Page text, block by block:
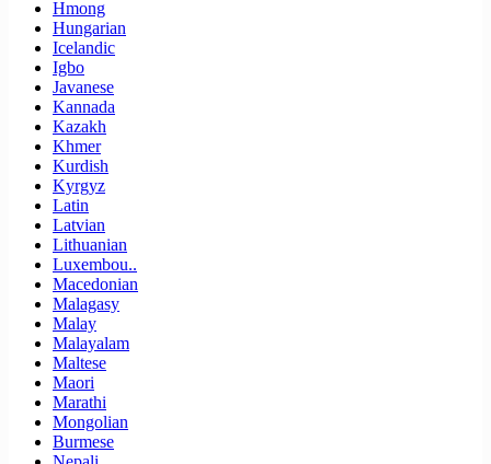
Hmong
Hungarian
Icelandic
Igbo
Javanese
Kannada
Kazakh
Khmer
Kurdish
Kyrgyz
Latin
Latvian
Lithuanian
Luxembou..
Macedonian
Malagasy
Malay
Malayalam
Maltese
Maori
Marathi
Mongolian
Burmese